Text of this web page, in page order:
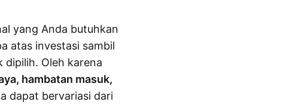
yang Anda butuhkan
atas investasi sambil
dipilih. Oleh karena
hambatan masuk,
dapat bervariasi dari